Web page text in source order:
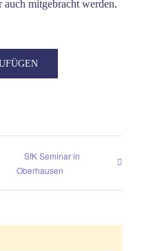
auch mitgebracht werden.
SfK Seminar in
Oberhausen